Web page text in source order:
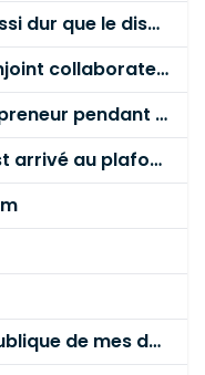
Est-ce que le marché est aussi dur que le disent les commerciaux ?
aide changement statut conjoint collaborateur
Mixer portage et auto entrepreneur pendant des années - quel risque ?
🚨 Réforme ARE 2025 : qui est arrivé au plafond des 60 % en gardant son entreprise ?
Ras-le-bol de l’exposition publique de mes données personnelles liées à mon entreprise